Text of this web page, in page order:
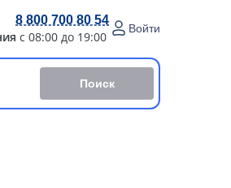
8 800 700 80 54
с 08:00 до 19:00
Войти
Поиск